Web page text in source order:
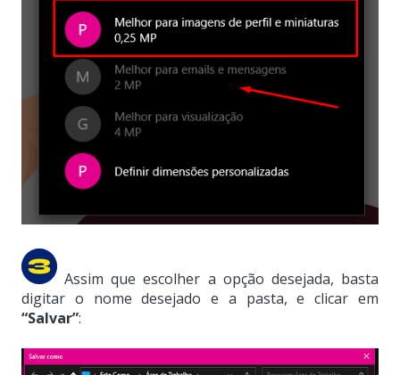
Assim que escolher a opção desejada, basta
digitar o nome desejado e a pasta, e clicar em
“Salvar”: